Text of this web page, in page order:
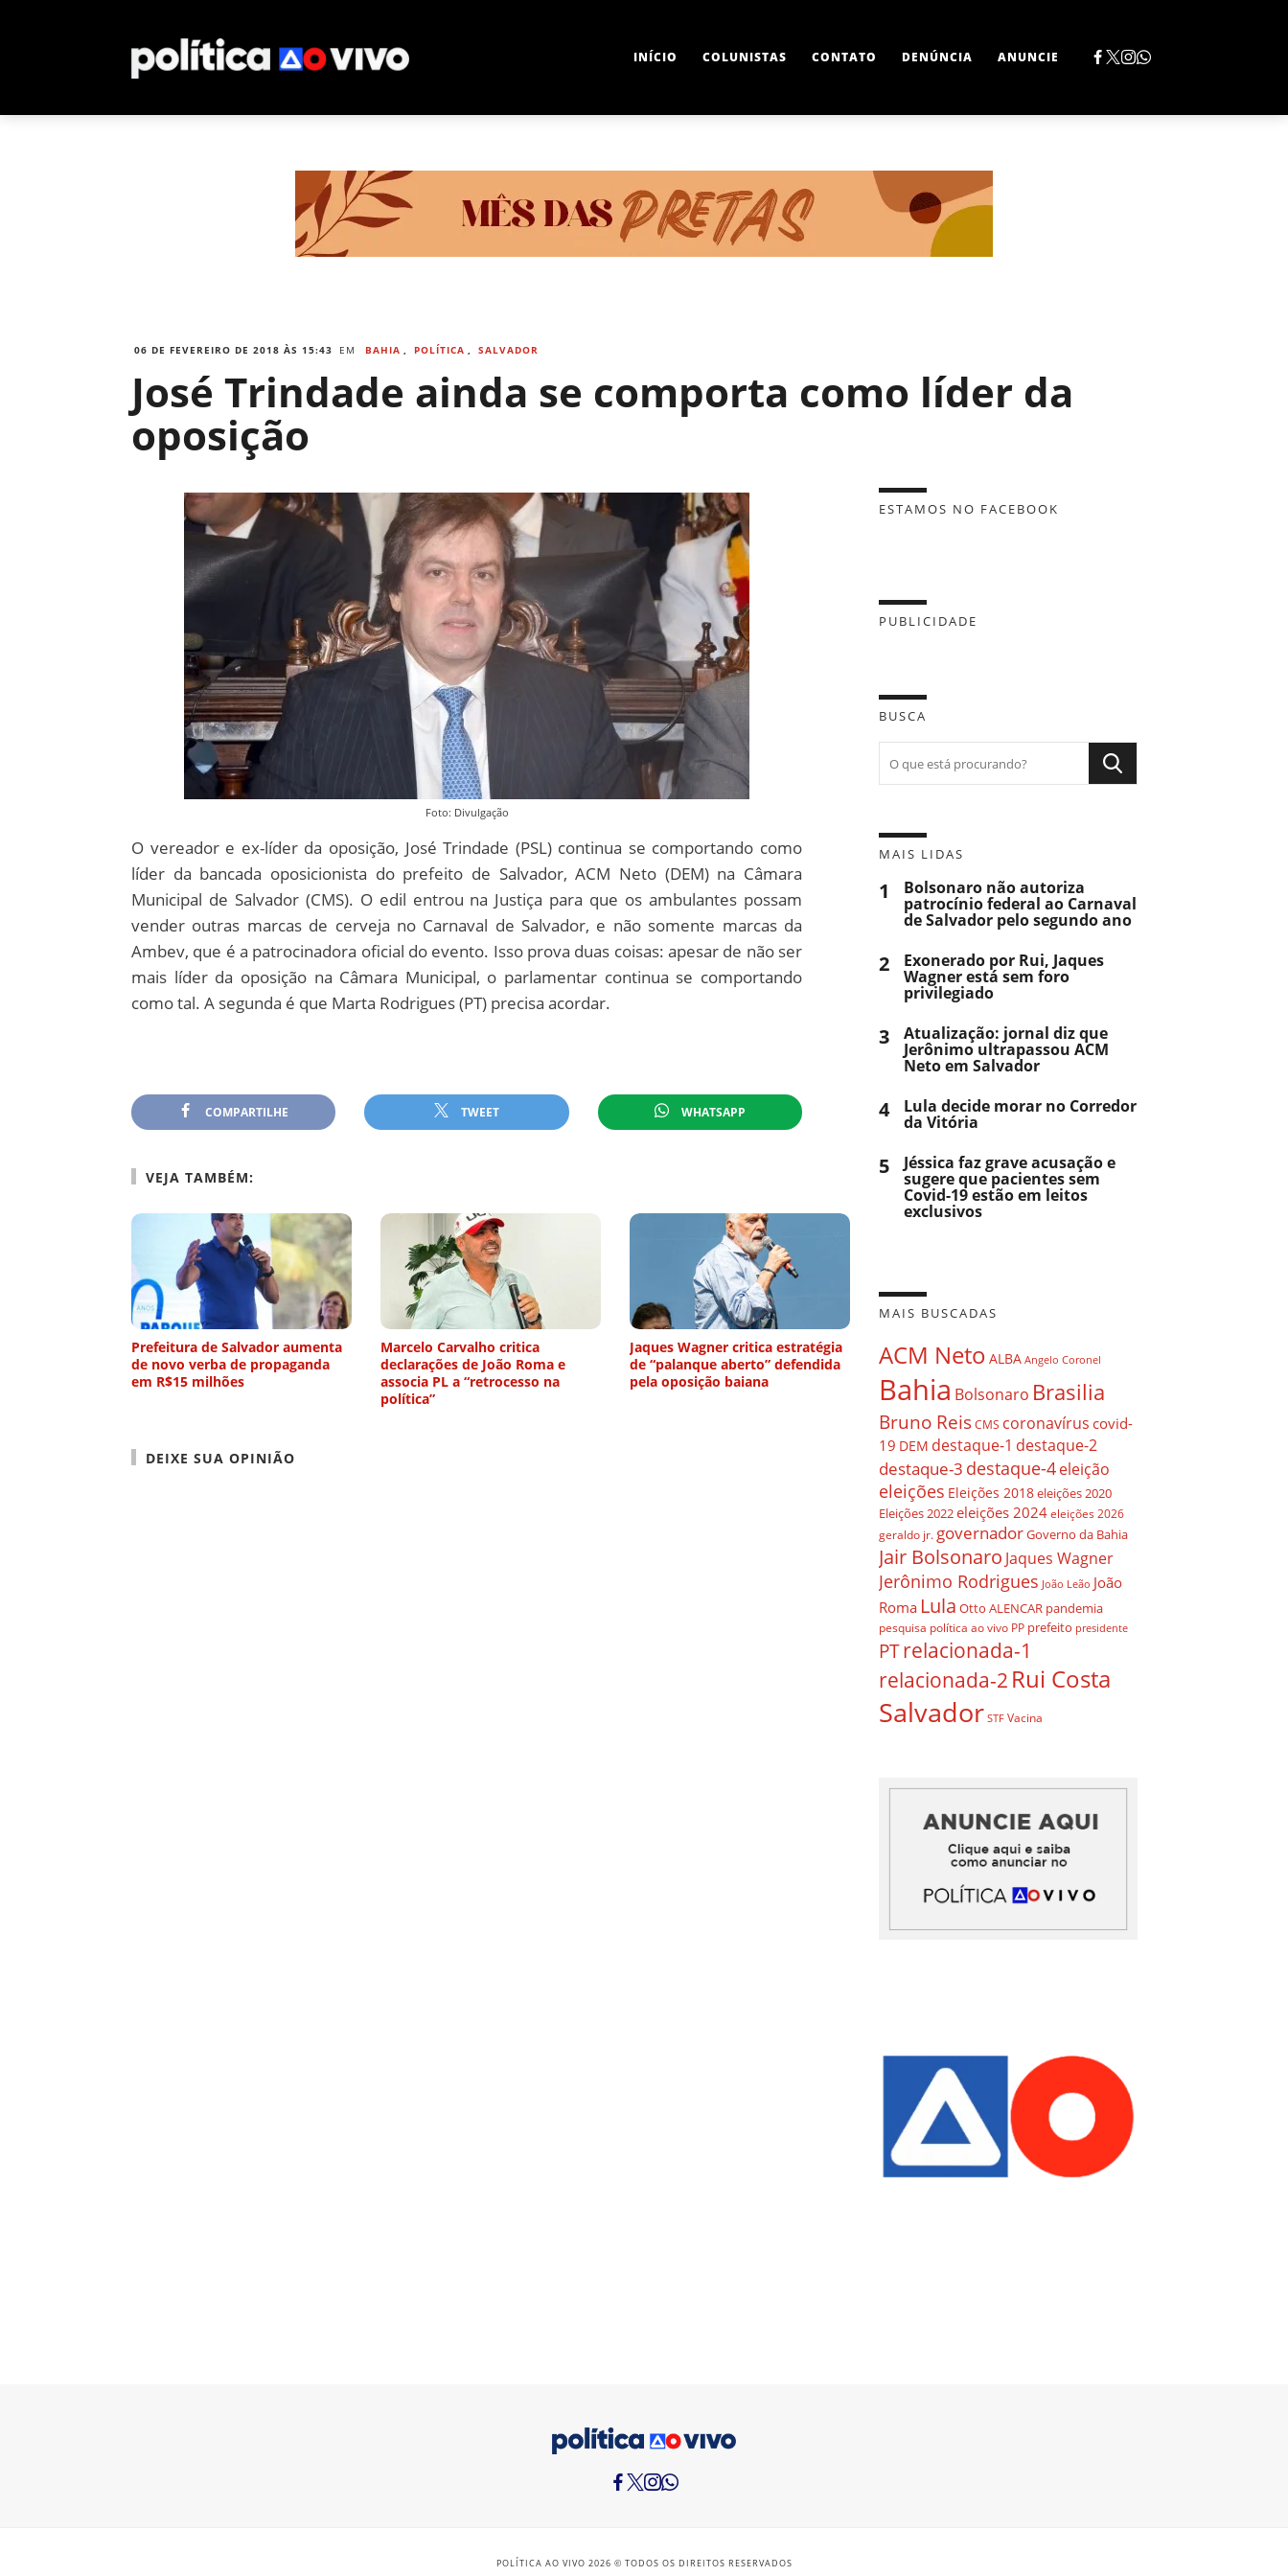
INÍCIO COLUNISTAS CONTATO DENÚNCIA ANUNCIE
06 DE FEVEREIRO DE 2018 ÀS 15:43 EM BAHIA , POLÍTICA , SALVADOR
José Trindade ainda se comporta como líder da
oposição
Foto: Divulgação
O vereador e ex-líder da oposição, José Trindade (PSL) continua se comportando como
líder da bancada oposicionista do prefeito de Salvador, ACM Neto (DEM) na Câmara
Municipal de Salvador (CMS). O edil entrou na Justiça para que os ambulantes possam
vender outras marcas de cerveja no Carnaval de Salvador, e não somente marcas da
Ambev, que é a patrocinadora oficial do evento. Isso prova duas coisas: apesar de não ser
mais líder da oposição na Câmara Municipal, o parlamentar continua se comportando
como tal. A segunda é que Marta Rodrigues (PT) precisa acordar.
COMPARTILHE TWEET WHATSAPP
VEJA TAMBÉM:
Prefeitura de Salvador aumenta
de novo verba de propaganda
em R$15 milhões
Marcelo Carvalho critica
declarações de João Roma e
associa PL a “retrocesso na
política”
Jaques Wagner critica estratégia
de “palanque aberto” defendida
pela oposição baiana
DEIXE SUA OPINIÃO
ESTAMOS NO FACEBOOK
PUBLICIDADE
BUSCA
MAIS LIDAS
1 Bolsonaro não autoriza
patrocínio federal ao Carnaval
de Salvador pelo segundo ano
2 Exonerado por Rui, Jaques
Wagner está sem foro
privilegiado
3 Atualização: jornal diz que
Jerônimo ultrapassou ACM
Neto em Salvador
4 Lula decide morar no Corredor
da Vitória
5 Jéssica faz grave acusação e
sugere que pacientes sem
Covid-19 estão em leitos
exclusivos
MAIS BUSCADAS
ACM Neto ALBA Angelo Coronel
Bahia Bolsonaro Brasilia
Bruno ReisCMS coronavírus covid-
19 DEM destaque-1 destaque-2
destaque-3 destaque-4eleição
eleições Eleições 2018eleições 2020
Eleições 2022eleições 2024 eleições 2026
geraldo jr. governadorGoverno da Bahia
Jair Bolsonaro Jaques Wagner
Jerônimo Rodrigues João Leão João
Roma Lula Otto ALENCAR pandemia
pesquisa política ao vivo PP prefeito presidente
PTrelacionada-1
relacionada-2 Rui Costa
Salvador STF Vacina
POLÍTICA AO VIVO 2026 © TODOS OS DIREITOS RESERVADOS